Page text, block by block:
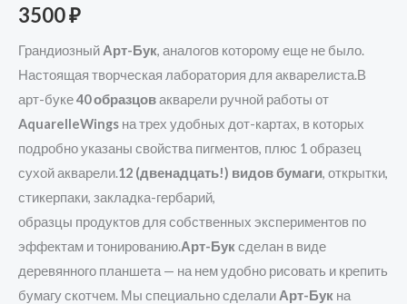
3500₽
Грандиозный Арт-Бук, аналогов которому еще не было.
Настоящая творческая лаборатория для акварелиста.В
арт-буке40 образцовакварели ручной работы от
AquarelleWings на трех удобных дот-картах, в которых
подробно указаны свойства пигментов, плюс 1 образец
сухой акварели.12 (двенадцать!) видов бумаги, открытки,
стикерпаки, закладка-гербарий,
образцы продуктов для собственных экспериментов по
эффектам и тонированию.Арт-Бук сделан в виде
деревянного планшета — на нем удобно рисовать и крепить
бумагу скотчем. Мы специально сделали Арт-Бук на